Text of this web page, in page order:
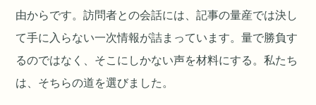
由からです。訪問者との会話には、記事の量産では決し
て手に入らない一次情報が詰まっています。量で勝負す
るのではなく、そこにしかない声を材料にする。私たち
は、そちらの道を選びました。